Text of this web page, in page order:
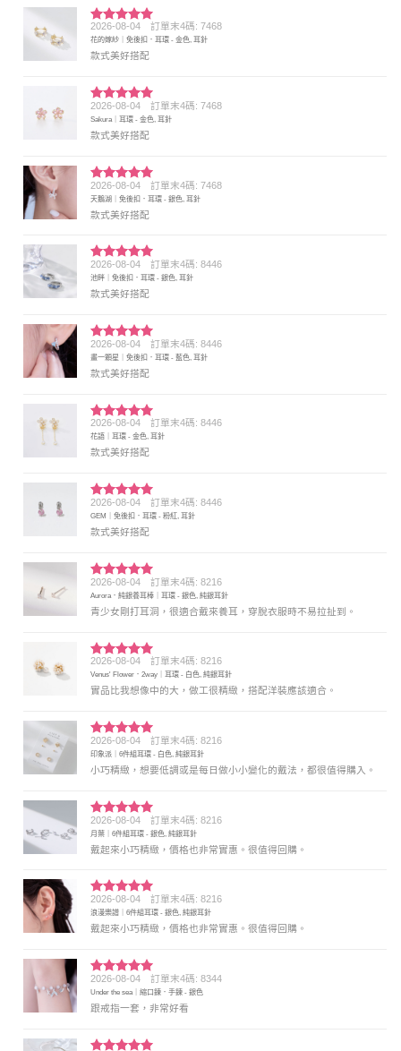
評分5 滿
分 5
2026-08-04 訂單末4碼: 7468
花的嫁紗｜免後扣．耳環 - 金色, 耳針
款式美好搭配
評分5 滿
分 5
2026-08-04 訂單末4碼: 7468
Sakura｜耳環 - 金色, 耳針
款式美好搭配
評分5滿
分 5
2026-08-04 訂單末4碼: 7468
天鵝湖｜免後扣．耳環 - 銀色, 耳針
款式美好搭配
評分5 滿
分 5
2026-08-04 訂單末4碼: 8446
池畔｜免後扣．耳環 - 銀色, 耳針
款式美好搭配
評分5 滿
分 5
2026-08-04 訂單末4碼: 8446
畫一顆星｜免後扣．耳環 - 藍色, 耳針
款式美好搭配
評分5 滿
分 5
2026-08-04 訂單末4碼: 8446
花語｜耳環 - 金色, 耳針
款式美好搭配
評分5 滿
分 5
2026-08-04 訂單末4碼: 8446
GEM｜免後扣．耳環 - 粉紅, 耳針
款式美好搭配
評分5 滿
分 5
2026-08-04 訂單末4碼: 8216
Aurora．純銀養耳棒｜耳環 - 銀色, 純銀耳針
青少女剛打耳洞，很適合戴來養耳，穿脫衣服時不易拉扯到。
評分5 滿
分 5
2026-08-04 訂單末4碼: 8216
Venus' Flower．2way｜耳環 - 白色, 純銀耳針
實品比我想像中的大，做工很精緻，搭配洋裝應該適合。
評分5 滿
分 5
2026-08-04 訂單末4碼: 8216
印象派｜6件組耳環 - 白色, 純銀耳針
小巧精緻，想要低調或是每日做小小變化的戴法，都很值得購入。
評分5滿
分 5
2026-08-04 訂單末4碼: 8216
月葉｜6件組耳環 - 銀色, 純銀耳針
戴起來小巧精緻，價格也非常實惠。很值得回購。
評分5 滿
分 5
2026-08-04 訂單末4碼: 8216
浪漫樂譜｜6件組耳環 - 銀色, 純銀耳針
戴起來小巧精緻，價格也非常實惠。很值得回購。
評分5 滿
分 5
2026-08-04 訂單末4碼: 8344
Under the sea｜縮口鍊．手鍊 - 銀色
跟戒指一套，非常好看